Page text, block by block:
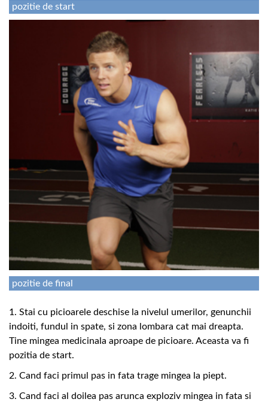
pozitie de start
pozitie de final
1. Stai cu picioarele deschise la nivelul umerilor, genunchii
indoiti, fundul in spate, si zona lombara cat mai dreapta.
Tine mingea medicinala aproape de picioare. Aceasta va fi
pozitia de start.
2. Cand faci primul pas in fata trage mingea la piept.
3. Cand faci al doilea pas arunca exploziv mingea in fata si